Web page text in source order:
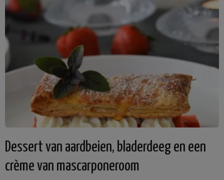
Dessert van aardbeien, bladerdeeg en een
crème van mascarponeroom